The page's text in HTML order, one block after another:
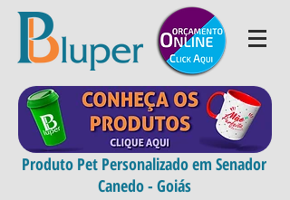
Produto Pet Personalizado em Senador
Canedo - Goiás